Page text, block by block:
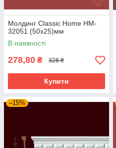
Молдинг Classic Home HM-
32051 (50х25)мм
В наявності
278,80 ₴ 328 ₴
Купити
–15%